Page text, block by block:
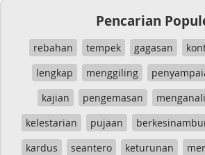
Pencarian
rebahan tempek gagasan
lengkap
menggiling
kajian
pengemasan
kelestarian
pujaan
kardus
seantero keturunan